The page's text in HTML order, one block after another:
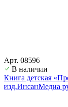
Арт. 08596
В наличии
Книга детская
изд.ИнсанМедиа